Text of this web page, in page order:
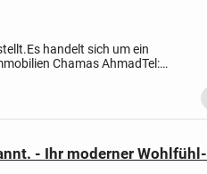
Es handelt sich um ein
Chamas AhmadTel:
- Ihr moderner Wohlfühl-